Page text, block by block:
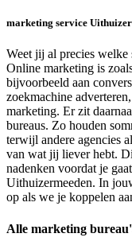
marketing service
Weet jij al precies welke
Online marketing is
bijvoorbeeld aan
zoekmachine
marketing. Er zit
bureaus. Zo houden
terwijl andere agencies
van wat jij liever hebt.
nadenken voordat je
Uithuizermeeden. In
op als we je koppelen
Alle marketing